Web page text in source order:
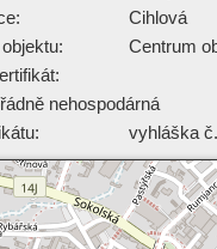
Cihlová
Centrum
nehospodárná
vyhláška